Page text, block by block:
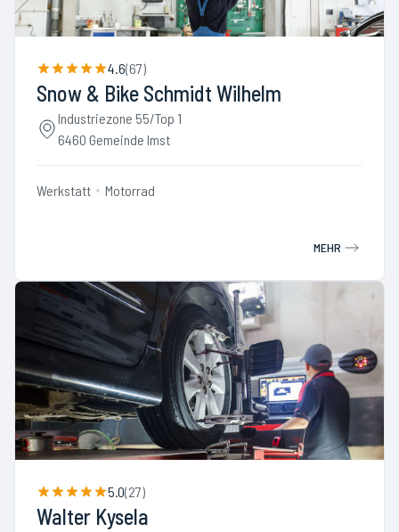
4.6(67)
Snow & Bike Schmidt Wilhelm
Industriezone 55/Top 1
6460 Gemeinde Imst
Werkstatt Motorrad
MEHR
5.0(27)
Walter Kysela